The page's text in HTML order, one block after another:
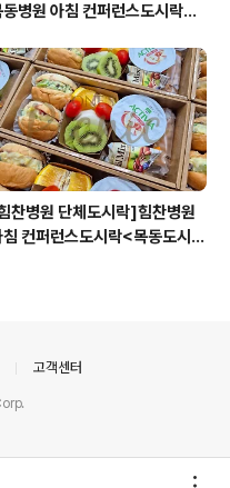
동병원 아침 컨퍼런스도시락<
터링:원스피크닉>
찬병원 단체도시락]힘찬병원
컨퍼런스도시락<목동도시
고객센터